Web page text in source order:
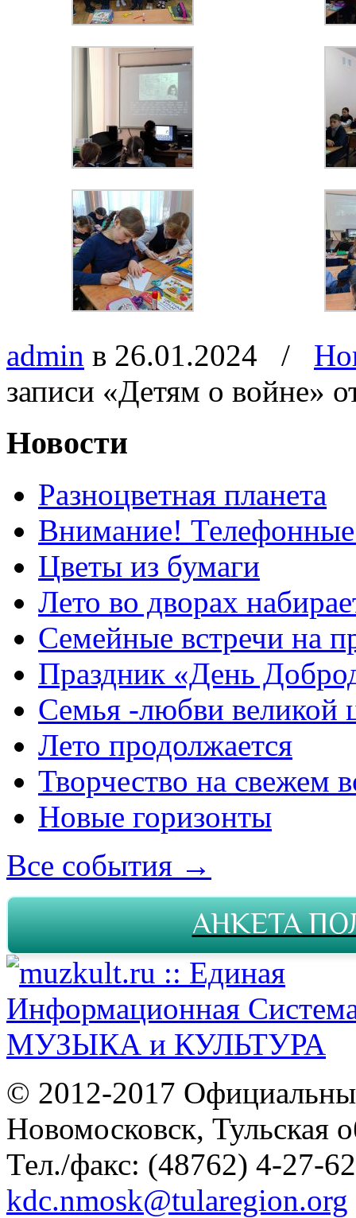
admin в 26.01.2024 /
записи «Детям о войне»
Новости
Разноцветная планета
Внимание!
Цветы из бумаги
Лето во дворах
Семейные встречи на
Праздник «День
Семья -любви великой
Лето продолжается
Творчество на свежем
Новые горизонты
Все события →
АНКЕТА
© 2012-2017
Новомосковск, Тульская
Тел./факс: (48762) 4-27-
kdc.nmosk@tularegion.org